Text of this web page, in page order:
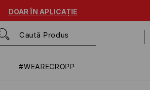
DOAR ÎN APLICAȚIE
#WEARECROPP